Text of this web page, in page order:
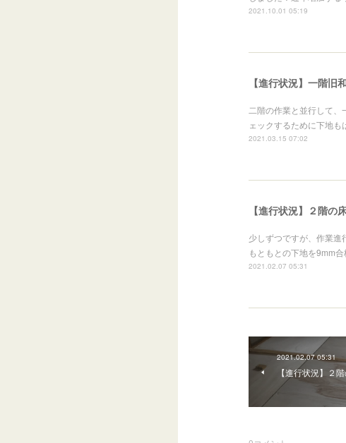
2021.10.01 05:19
【進行状況】一階旧
二階の作業と並行して
ェックするために下地
2021.03.15 07:02
【進行状況】２階の
少しずつですが、作業進
もともとの下地を9mm
2021.02.07 05:31
2021.02.07 05:31
【進行状況】２